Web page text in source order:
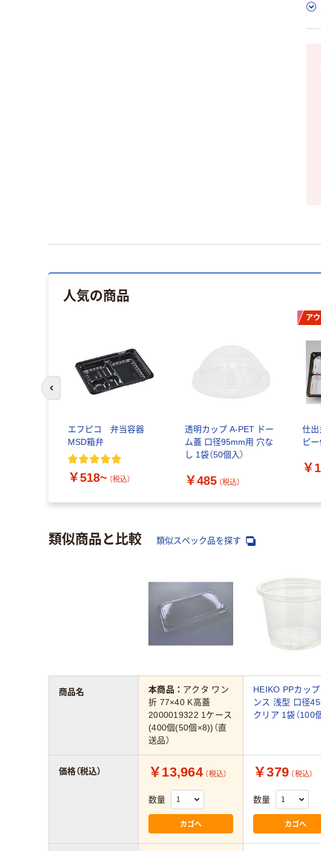
人気の商品
エフピコ 弁当容器
MSD箱弁
￥518~ （税込）
透明カップ A-PET ドー
ム蓋 口径95mm用 穴な
し 1袋（50個入）
￥485 （税込）
ア
仕出
ピ
￥
前のスライドへ
類似商品と比較 類似スペック品を探す
本商品： アクタ ワン
折 77×40 K高蓋
2000019322 1ケース
(400個(50個×8))（直
送品）
HEIKO PPカッ
ンス 浅型 口径
クリア 1袋（100個
￥13,964 （税込）
数量
カゴへ
￥379 （税込）
数量
カゴへ
商品名
価格（税込）